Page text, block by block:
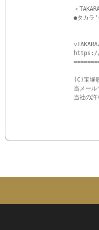
＜
●タカラ
https://
(C)宝塚
当メール
当社の許